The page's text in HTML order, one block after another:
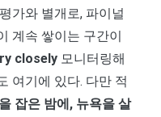
가와 별개로, 파이널
계속 쌓이는 구간이
closely 모니터링해
여기에 있다. 다만 적
잡은 밤에, 뉴욕을 살